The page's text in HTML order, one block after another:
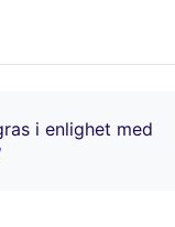
i enlighet med